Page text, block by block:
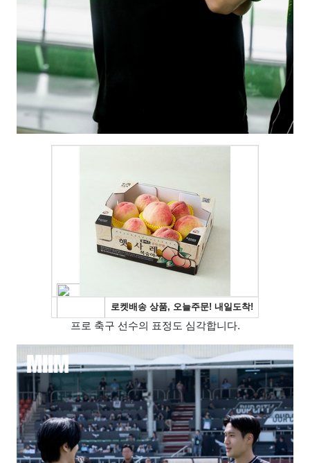
프로 축구 선수의 표정도 심각합니다.